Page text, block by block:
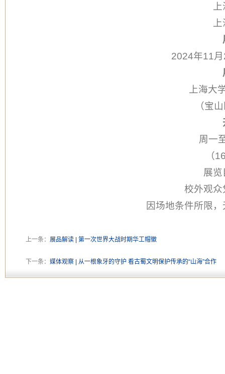
2024年11
上海大
（宝
周一
（
展览
校外观众
因场地条件所限
上一条： 展品解读 | 第一次世界大战时期华工帽徽
下一条： 媒体观察 | 从一根象牙的守护 看古蜀文明保护传承的“山海”合作